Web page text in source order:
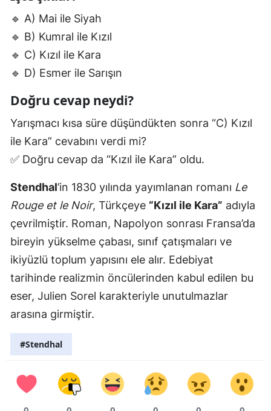
🔹 A) Mai ile Siyah
🔹 B) Kumral ile Kızıl
🔹 C) Kızıl ile Kara
🔹 D) Esmer ile Sarışın
Doğru cevap neydi?
Yarışmacı kısa süre düşündükten sonra “C) Kızıl
ile Kara” cevabını verdi mi?
✅ Doğru cevap da “Kızıl ile Kara” oldu.
Stendhal’in 1830 yılında yayımlanan romanı Le
Rouge et le Noir, Türkçeye “Kızıl ile Kara” adıyla
çevrilmiştir. Roman, Napolyon sonrası Fransa’da
bireyin yükselme çabası, sınıf çatışmaları ve
ikiyüzlü toplum yapısını ele alır. Edebiyat
tarihinde realizmin öncülerinden kabul edilen bu
eser, Julien Sorel karakteriyle unutulmazlar
arasına girmiştir.
#Stendhal